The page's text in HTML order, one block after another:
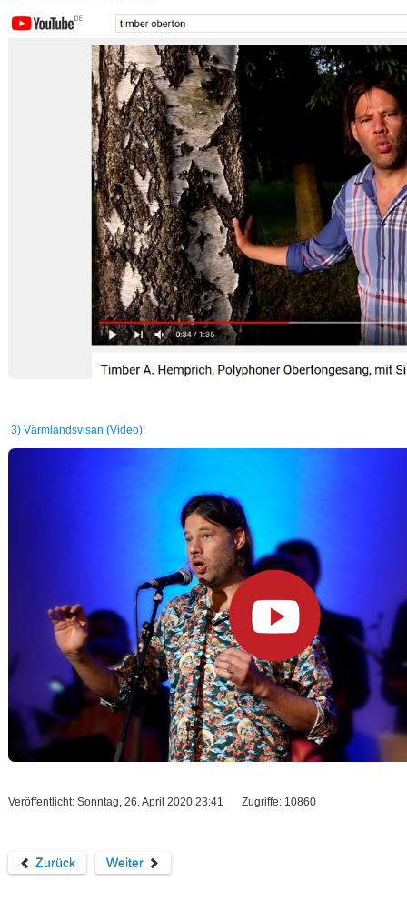
3) Värmlandsvisan (Video):
Veröffentlicht: Sonntag, 26. April 2020 23:41 Zugriffe: 10860
Zurück Weiter